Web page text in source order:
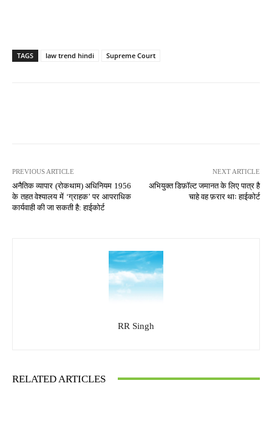
TAGS law trend hindi Supreme Court
PREVIOUS ARTICLE
अनैतिक व्यापार (रोकथाम) अधिनियम 1956
के तहत वेश्यालय में ‘ग्राहक’ पर आपराधिक
कार्यवाही की जा सकती है: हाईकोर्ट
NEXT ARTICLE
अभियुक्त डिफ़ॉल्ट जमानत के लिए पात्र है
चाहे वह फ़रार थाः हाईकोर्ट
RR Singh
RELATED ARTICLES